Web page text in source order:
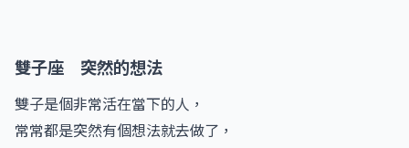
雙子座 突然的想法
雙子是個非常活在當下的人，
常常都是突然有個想法就去做了，